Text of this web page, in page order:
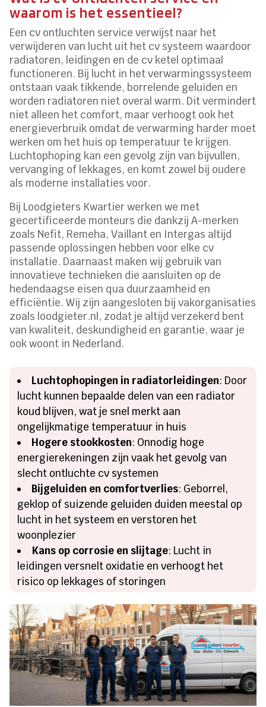
waarom is het essentieel?
Een cv ontluchten service verwijst naar het
verwijderen van lucht uit het cv systeem waardoor
radiatoren, leidingen en de cv ketel optimaal
functioneren. Bij lucht in het verwarmingssysteem
ontstaan vaak tikkende, borrelende geluiden en
worden radiatoren niet overal warm. Dit vermindert
niet alleen het comfort, maar verhoogt ook het
energieverbruik omdat de verwarming harder moet
werken om het huis op temperatuur te krijgen.
Luchtophoping kan een gevolg zijn van bijvullen,
vervanging of lekkages, en komt zowel bij oudere
als moderne installaties voor.
Bij Loodgieters Kwartier werken we met
gecertificeerde monteurs die dankzij A-merken
zoals Nefit, Remeha, Vaillant en Intergas altijd
passende oplossingen hebben voor elke cv
installatie. Daarnaast maken wij gebruik van
innovatieve technieken die aansluiten op de
hedendaagse eisen qua duurzaamheid en
efficiëntie. Wij zijn aangesloten bij vakorganisaties
zoals loodgieter.nl, zodat je altijd verzekerd bent
van kwaliteit, deskundigheid en garantie, waar je
ook woont in Nederland.
Luchtophopingen in radiatorleidingen: Door
lucht kunnen bepaalde delen van een radiator
koud blijven, wat je snel merkt aan
ongelijkmatige temperatuur in huis
Hogere stookkosten: Onnodig hoge
energierekeningen zijn vaak het gevolg van
slecht ontluchte cv systemen
Bijgeluiden en comfortverlies: Geborrel,
geklop of suizende geluiden duiden meestal op
lucht in het systeem en verstoren het
woonplezier
Kans op corrosie en slijtage: Lucht in
leidingen versnelt oxidatie en verhoogt het
risico op lekkages of storingen